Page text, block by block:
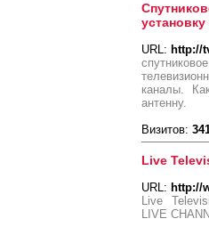
URL: http://
каналы.
антенну.
Визитов:
Live
URL: http://
Live
LIVE